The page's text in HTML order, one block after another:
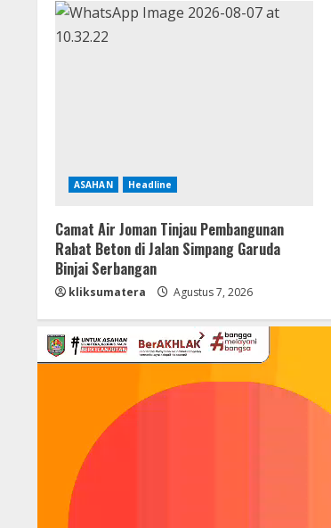
ASAHAN Headline
Camat Air Joman Tinjau Pembangunan
Rabat Beton di Jalan Simpang Garuda
Binjai Serbangan
kliksumatera Agustus 7, 2026
Pemutar
Video